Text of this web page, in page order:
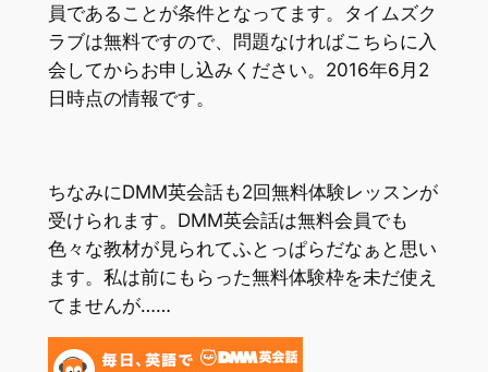
員であることが条件となってます。タイムズク
ラブは無料ですので、問題なければこちらに入
会してからお申し込みください。2016年6月2
日時点の情報です。
ちなみにDMM英会話も2回無料体験レッスンが
受けられます。DMM英会話は無料会員でも
色々な教材が見られてふとっぱらだなぁと思い
ます。私は前にもらった無料体験枠を未だ使え
てませんが……